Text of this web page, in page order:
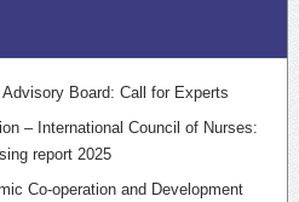
Board: Call for Experts
– International Council of Nurses:
report 2025
Co-operation and Development